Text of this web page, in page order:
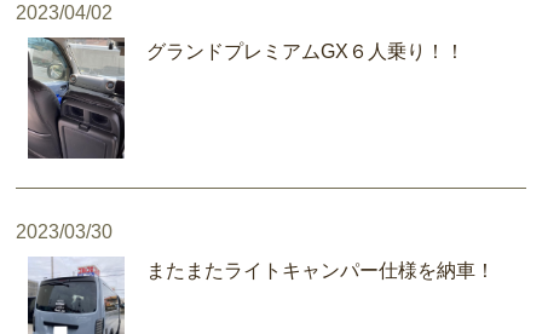
2023/04/02
グランドプレミアムGX６人乗り！！
2023/03/30
またまたライトキャンパー仕様を納車！